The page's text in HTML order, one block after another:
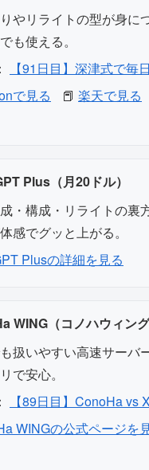
やリライトの型が身に
も使える。
【91日目】深津式で毎
で見る 📕 楽天で見る
Plus（月20ドル）
・構成・リライトの裏
感でグッと上がる。
Plusの詳細を見る
WING（コノハウィング
扱いやすい高速サーバ
で安心。
【89日目】ConoHa vs
WINGの公式ページを